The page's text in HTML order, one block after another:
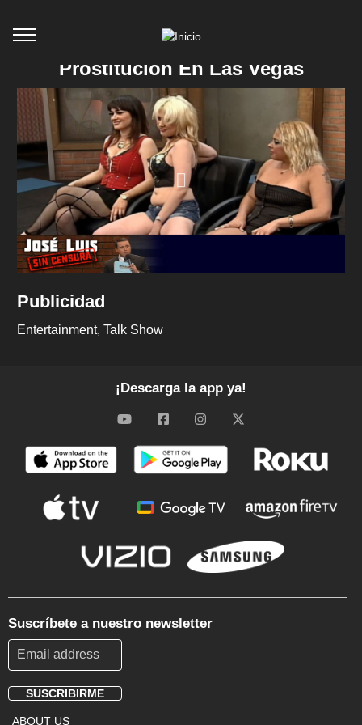
Prostitución En Las Vegas
Publicidad
Entertainment Talk Show
¡Descarga la app ya!
Suscríbete a nuestro newsletter
SUSCRIBIRME
ABOUT US